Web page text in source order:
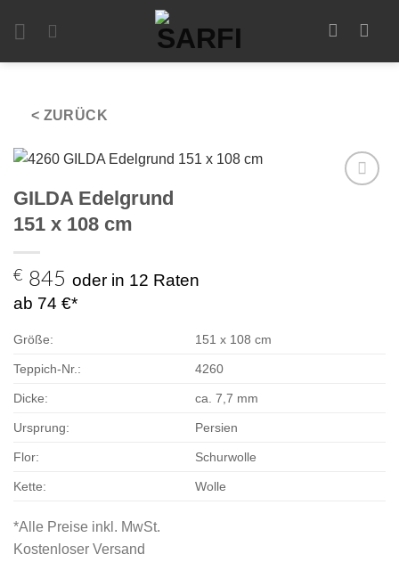
< ZURÜCK
GILDA Edelgrund
151 x 108 cm
€ 845 oder in 12 Raten
ab 74 €*
Größe: 151 x 108 cm
Teppich-Nr.: 4260
Dicke: ca. 7,7 mm
Ursprung: Persien
Flor: Schurwolle
Kette: Wolle
*Alle Preise inkl. MwSt.
Kostenloser Versand